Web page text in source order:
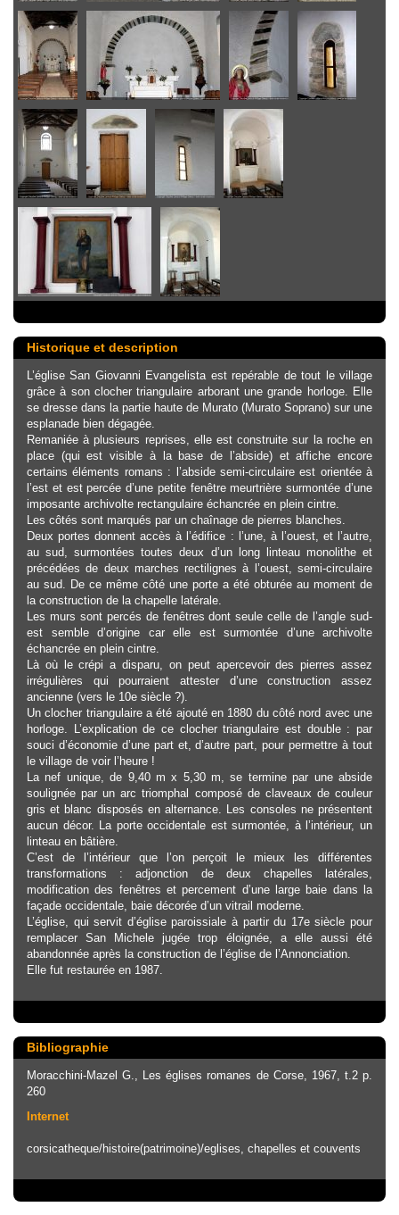
Historique et description
L’église San Giovanni Evangelista est repérable de tout le village
grâce à son clocher triangulaire arborant une grande horloge. Elle
se dresse dans la partie haute de Murato (Murato Soprano) sur une
esplanade bien dégagée.
Remaniée à plusieurs reprises, elle est construite sur la roche en
place (qui est visible à la base de l’abside) et affiche encore
certains éléments romans : l’abside semi-circulaire est orientée à
l’est et est percée d’une petite fenêtre meurtrière surmontée d’une
imposante archivolte rectangulaire échancrée en plein cintre.
Les côtés sont marqués par un chaînage de pierres blanches.
Deux portes donnent accès à l’édifice : l’une, à l’ouest, et l’autre,
au sud, surmontées toutes deux d’un long linteau monolithe et
précédées de deux marches rectilignes à l’ouest, semi-circulaire
au sud. De ce même côté une porte a été obturée au moment de
la construction de la chapelle latérale.
Les murs sont percés de fenêtres dont seule celle de l’angle sud-
est semble d’origine car elle est surmontée d’une archivolte
échancrée en plein cintre.
Là où le crépi a disparu, on peut apercevoir des pierres assez
irrégulières qui pourraient attester d’une construction assez
ancienne (vers le 10e siècle ?).
Un clocher triangulaire a été ajouté en 1880 du côté nord avec une
horloge. L’explication de ce clocher triangulaire est double : par
souci d’économie d’une part et, d’autre part, pour permettre à tout
le village de voir l’heure !
La nef unique, de 9,40 m x 5,30 m, se termine par une abside
soulignée par un arc triomphal composé de claveaux de couleur
gris et blanc disposés en alternance. Les consoles ne présentent
aucun décor. La porte occidentale est surmontée, à l’intérieur, un
linteau en bâtière.
C’est de l’intérieur que l’on perçoit le mieux les différentes
transformations : adjonction de deux chapelles latérales,
modification des fenêtres et percement d’une large baie dans la
façade occidentale, baie décorée d’un vitrail moderne.
L’église, qui servit d’église paroissiale à partir du 17e siècle pour
remplacer San Michele jugée trop éloignée, a elle aussi été
abandonnée après la construction de l’église de l’Annonciation.
Elle fut restaurée en 1987.
Bibliographie
Moracchini-Mazel G., Les églises romanes de Corse, 1967, t.2 p.
260
Internet
corsicatheque/histoire(patrimoine)/eglises, chapelles et couvents